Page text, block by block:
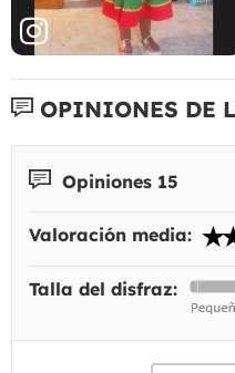
OPINIONES DE
Opiniones 15
Valoración media:
Talla del disfraz: